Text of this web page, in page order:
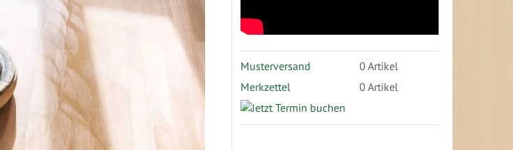
Musterversand 0 Artikel
Merkzettel
0 Artikel